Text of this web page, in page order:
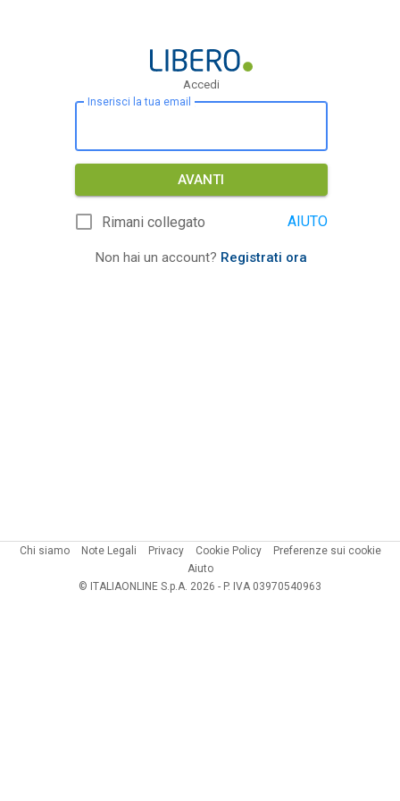
Accedi
Inserisci la tua email
AVANTI
Rimani collegato AIUTO
Non hai un account? Registrati ora
Chi siamo Note Legali Privacy Cookie Policy
Preferenze sui cookie
Aiuto
© ITALIAONLINE S.p.A. 2026 - P. IVA 03970540963